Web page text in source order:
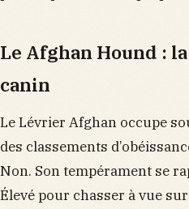
Le Afghan Hound :
canin
Le Lévrier Afghan occupe
des classements
Non. Son tempérament se
Élevé pour chasser à vue